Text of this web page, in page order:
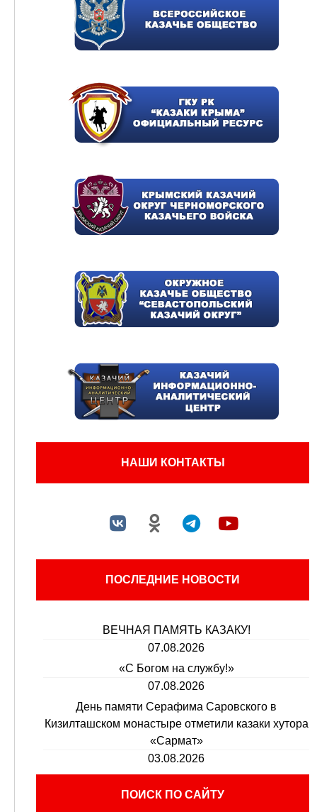
НАШИ КОНТАКТЫ
ПОСЛЕДНИЕ НОВОСТИ
ВЕЧНАЯ ПАМЯТЬ КАЗАКУ!
07.08.2026
«С Богом на службу!»
07.08.2026
День памяти Серафима Саровского в
Кизилташском монастыре отметили казаки хутора
«Сармат»
03.08.2026
ПОИСК ПО САЙТУ